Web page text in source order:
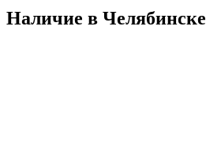
Наличие в Челябинскe